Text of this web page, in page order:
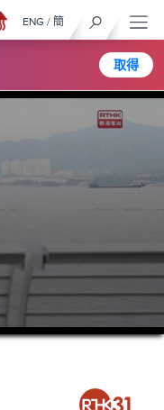
取得
ENG / 簡